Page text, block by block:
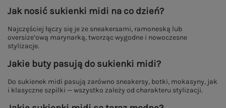
Jak nosić sukienki midi na co dzień?
Najczęściej łączy się je ze sneakersami, ramoneską lub
oversize’ową marynarką, tworząc wygodne i nowoczesne
stylizacje.
Jakie buty pasują do sukienki midi?
Do sukienek midi pasują zarówno sneakersy, botki, mokasyny, jak
i klasyczne szpilki — wszystko zależy od charakteru stylizacji.